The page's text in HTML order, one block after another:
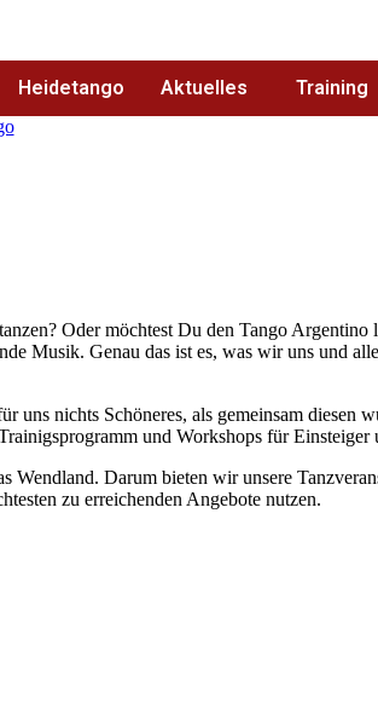
Heidetango Aktuelles Training
Oder möchtest Du den Tango
Musik. Genau das ist es, was wir uns und
nichts Schöneres, als gemeinsam diesen
und Workshops für Einsteiger
Wendland. Darum bieten wir unsere
zu erreichenden Angebote nutzen.